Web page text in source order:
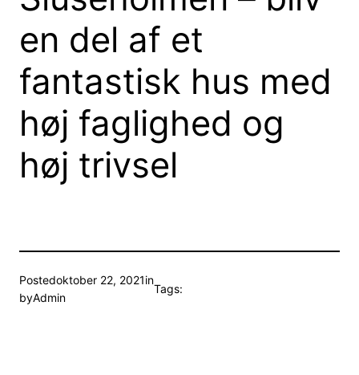
en del af et
fantastisk hus med
høj faglighed og
høj trivsel
Postedoktober 22, 2021in
byAdmin
Tags: